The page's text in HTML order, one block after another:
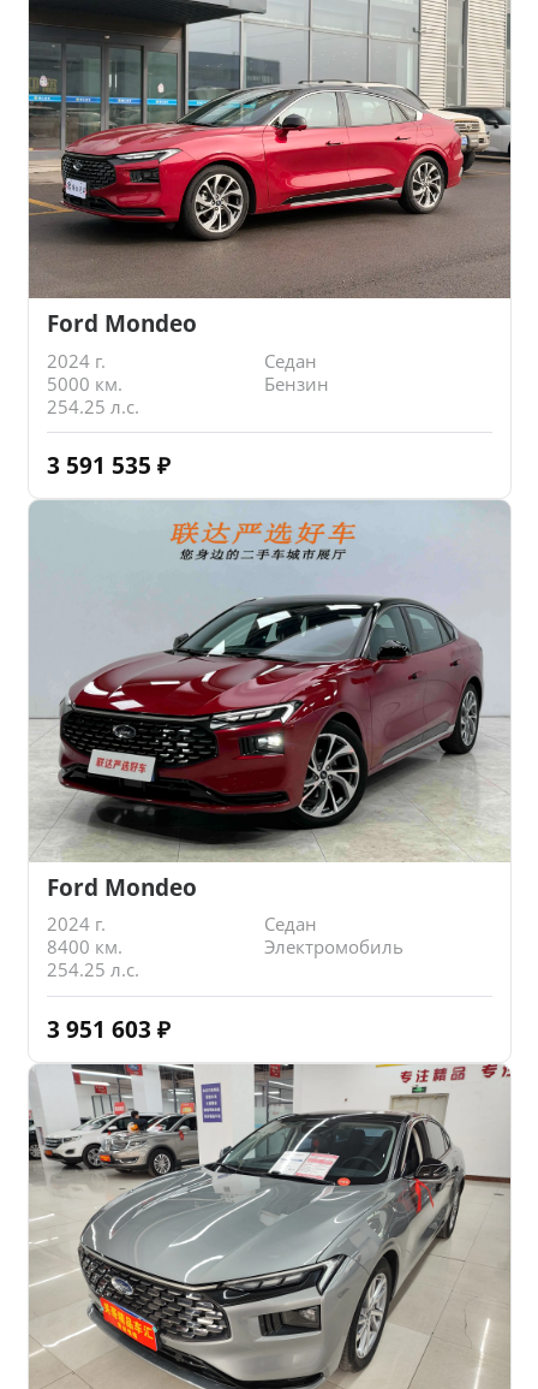
Ford Mondeo
2024 г.
Седан
5000 км.
Бензин
254.25 л.с.
3 591 535 ₽
Ford Mondeo
2024 г.
Седан
8400 км.
Электромобиль
254.25 л.с.
3 951 603 ₽